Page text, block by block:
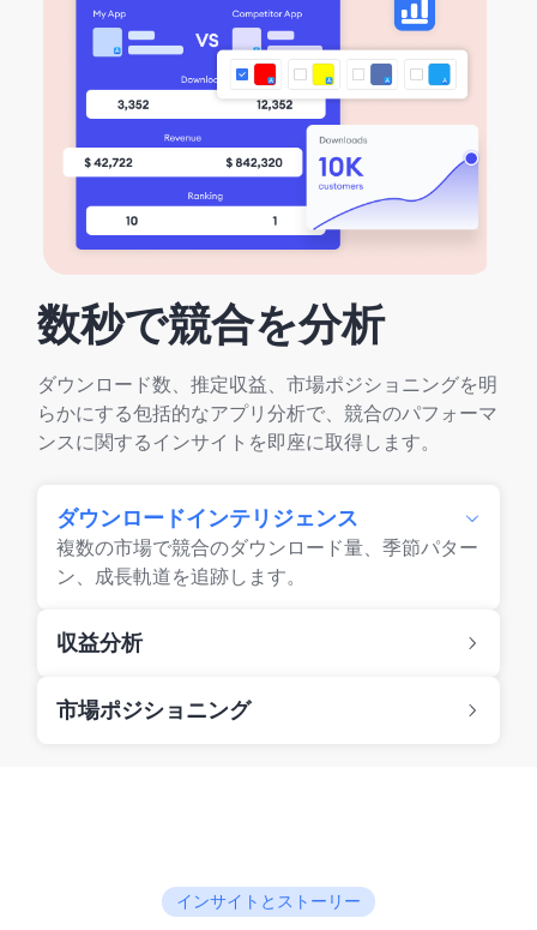
数秒で競合を分析
ダウンロード数、推定収益、市場ポジショニングを明
らかにする包括的なアプリ分析で、競合のパフォーマ
ンスに関するインサイトを即座に取得します。
ダウンロードインテリジェンス
複数の市場で競合のダウンロード量、季節パター
ン、成長軌道を追跡します。
収益分析
市場ポジショニング
インサイトとストーリー